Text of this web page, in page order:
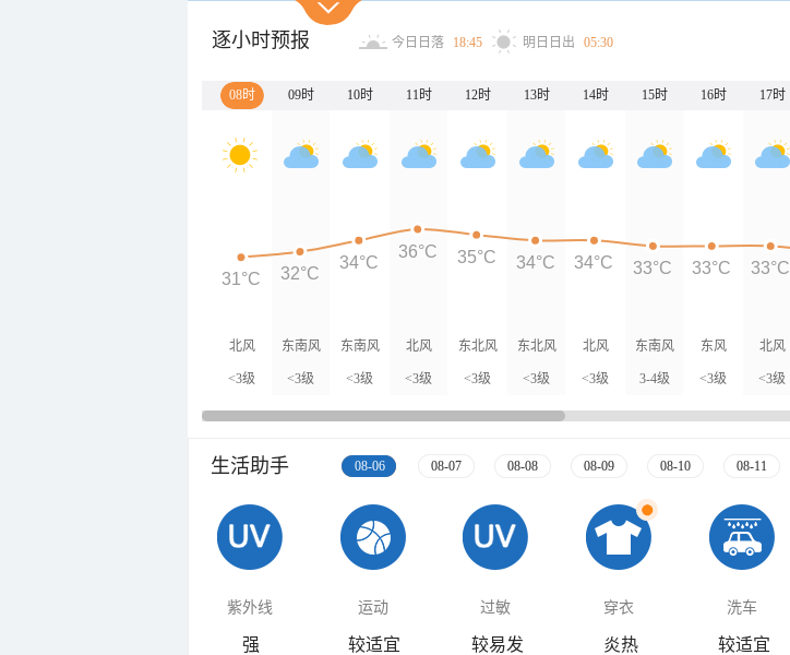
逐小时预报 今日日落 18:45 明日日出 05:30
08时 09时 10时 11时 12时 13时 14时 15时 16时 17时
北风
<3级
东南风
<3级
东南风
<3级
北风
<3级
东北风
<3级
东北风
<3级
北风
<3级
东南风
3-4级
东风
<3级
北风
<3级
31°C 32°C
34°C
36°C 35°C 34°C 34°C 33°C 33°C 33°C
生活助手 08-06 08-07 08-08 08-09 08-10 08-11
紫外线 运动 过敏 穿衣 洗车
强 较适宜 较易发 炎热 较适宜